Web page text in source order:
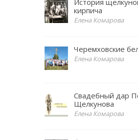
История
кирпича
Елена Комарова
Черемховские
Елена Комарова
Свадебный дар
Щелкунова
Елена Комарова